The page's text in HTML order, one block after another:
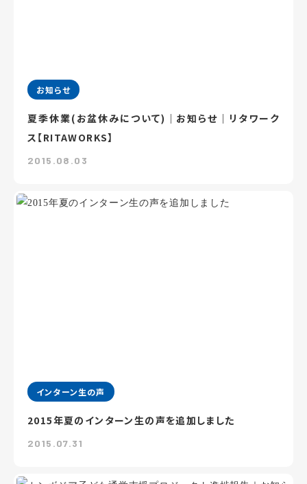
お知らせ
夏季休業(お盆休みについて)｜お知らせ｜リタワーク
ス【RITAWORKS】
2015.08.03
インターン生の声
2015年夏のインターン生の声を追加しました
2015.07.31